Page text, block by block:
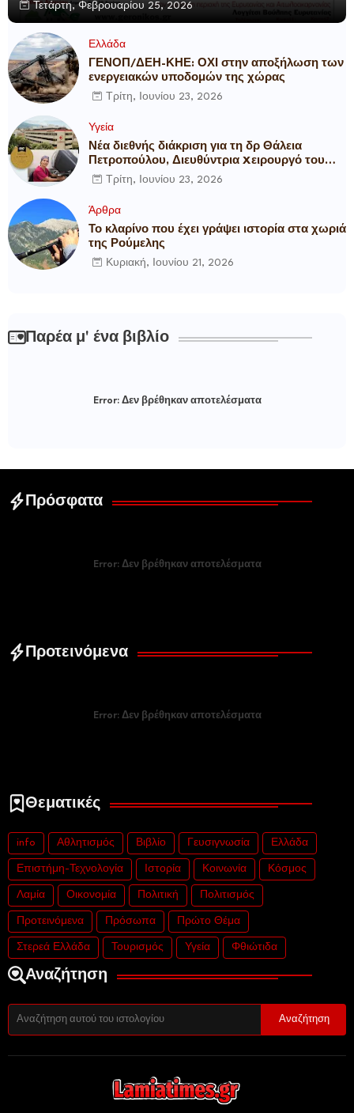
Τετάρτη, Φεβρουαρίου 25, 2026
Ελλάδα
ΓΕΝΟΠ/ΔΕΗ-ΚΗΕ: ΟΧΙ στην αποξήλωση των
ενεργειακών υποδομών της χώρας
Τρίτη, Ιουνίου 23, 2026
Υγεία
Νέα διεθνής διάκριση για τη δρ Θάλεια
Πετροπούλου, Διευθύντρια Xειρουργό του
Metropolitan General
Τρίτη, Ιουνίου 23, 2026
Άρθρα
Το κλαρίνο που έχει γράψει ιστορία στα χωριά
της Ρούμελης
Κυριακή, Ιουνίου 21, 2026
Παρέα μ' ένα βιβλίο
Error:Δεν βρέθηκαν αποτελέσματα
Πρόσφατα
Error:Δεν βρέθηκαν αποτελέσματα
Προτεινόμενα
Error:Δεν βρέθηκαν αποτελέσματα
Θεματικές
info Αθλητισμός Βιβλίο Γευσιγνωσία Ελλάδα
Επιστήμη-Τεχνολογία Ιστορία Κοινωνία Κόσμος
Λαμία Οικονομία Πολιτική Πολιτισμός
Προτεινόμενα Πρόσωπα Πρώτο Θέμα
Στερεά Ελλάδα Τουρισμός Υγεία Φθιώτιδα
Αναζήτηση